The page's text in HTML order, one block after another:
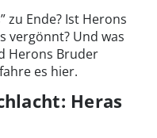
zu Ende? Ist Herons
vergönnt? Und was
Herons Bruder
es hier.
Heras